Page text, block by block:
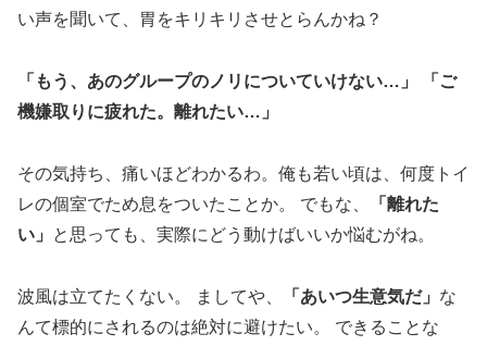
い声を聞いて、胃をキリキリさせとらんかね？
「もう、あのグループのノリについていけない…」 「ご
機嫌取りに疲れた。離れたい…」
その気持ち、痛いほどわかるわ。俺も若い頃は、何度トイ
レの個室でため息をついたことか。 でもな、
「離れた
い」
と思っても、実際にどう動けばいいか悩むがね。
波風は立てたくない。 ましてや、 「あいつ生意気だ」 な
んて標的にされるのは絶対に避けたい。 できることな